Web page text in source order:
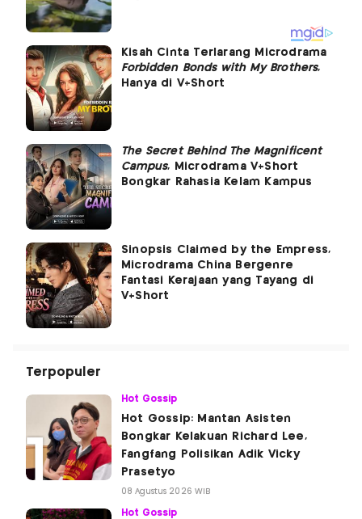
Kisah Cinta Terlarang Microdrama
Forbidden Bonds with My Brothers,
Hanya di V+Short
The Secret Behind The Magnificent
Campus, Microdrama V+Short
Bongkar Rahasia Kelam Kampus
Sinopsis Claimed by the Empress,
Microdrama China Bergenre
Fantasi Kerajaan yang Tayang di
V+Short
Terpopuler
Hot Gossip
Hot Gossip: Mantan Asisten
Bongkar Kelakuan Richard Lee,
Fangfang Polisikan Adik Vicky
Prasetyo
08 Agustus 2026 WIB
Hot Gossip